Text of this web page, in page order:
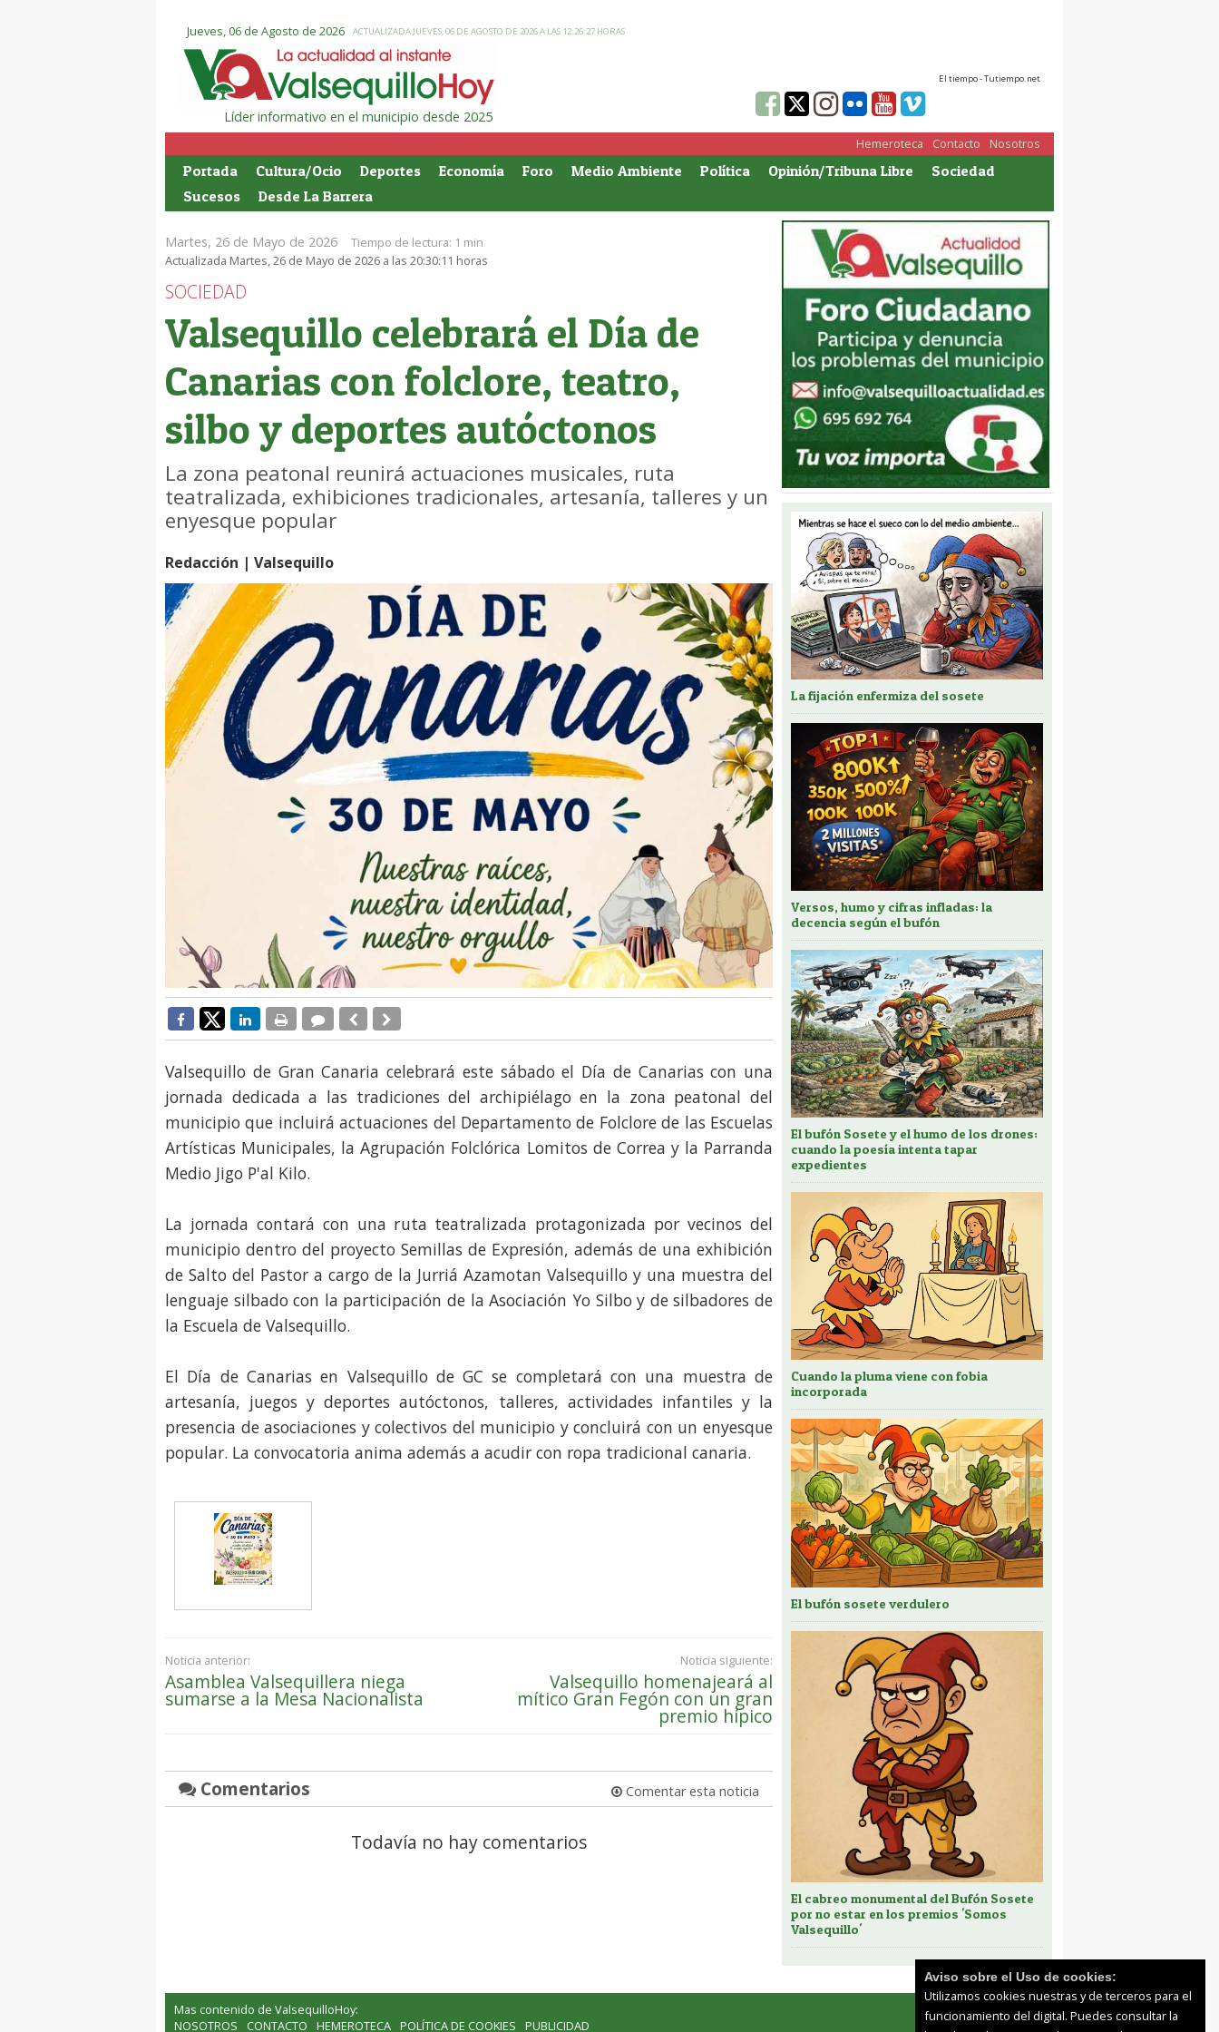
Jueves, 06 de Agosto de 2026 ACTUALIZADA JUEVES, 06 DE AGOSTO DE 2026 A LAS 12:26:27 HORAS
Líder informativo en el municipio desde 2025
El tiempo - Tutiempo.net
Nosotros
Contacto
Hemeroteca
Portada Cultura/Ocio Deportes Economía Foro Medio Ambiente Política Opinión/Tribuna Libre
Sociedad
Sucesos
Desde La Barrera
Martes, 26 de Mayo de 2026 Tiempo de lectura: 1 min
Actualizada Martes, 26 de Mayo de 2026 a las 20:30:11 horas
SOCIEDAD
Valsequillo celebrará el Día de
Canarias con folclore, teatro,
silbo y deportes autóctonos
La zona peatonal reunirá actuaciones musicales, ruta
teatralizada, exhibiciones tradicionales, artesanía, talleres y un
enyesque popular
Redacción | Valsequillo
Valsequillo de Gran Canaria celebrará este sábado el Día de Canarias con una
jornada dedicada a las tradiciones del archipiélago en la zona peatonal del
municipio que incluirá actuaciones del Departamento de Folclore de las Escuelas
Artísticas Municipales, la Agrupación Folclórica Lomitos de Correa y la Parranda
Medio Jigo P'al Kilo.
La jornada contará con una ruta teatralizada protagonizada por vecinos del
municipio dentro del proyecto Semillas de Expresión, además de una exhibición
de Salto del Pastor a cargo de la Jurriá Azamotan Valsequillo y una muestra del
lenguaje silbado con la participación de la Asociación Yo Silbo y de silbadores de
la Escuela de Valsequillo.
El Día de Canarias en Valsequillo de GC se completará con una muestra de
artesanía, juegos y deportes autóctonos, talleres, actividades infantiles y la
presencia de asociaciones y colectivos del municipio y concluirá con un enyesque
popular. La convocatoria anima además a acudir con ropa tradicional canaria.
Noticia anterior:
Asamblea Valsequillera niega
sumarse a la Mesa Nacionalista
Noticia siguiente:
Valsequillo homenajeará al
mítico Gran Fegón con un gran
premio hípico
Comentarios Comentar esta noticia
Todavía no hay comentarios
La fijación enfermiza del sosete
Versos, humo y cifras infladas: la
decencia según el bufón
El bufón Sosete y el humo de los drones:
cuando la poesía intenta tapar
expedientes
Cuando la pluma viene con fobia
incorporada
El bufón sosete verdulero
El cabreo monumental del Bufón Sosete
por no estar en los premios 'Somos
Valsequillo'
Mas contenido de ValsequilloHoy:
NOSOTROS
CONTACTO HEMEROTECA POLÍTICA DE COOKIES PUBLICIDAD
Aviso sobre el Uso de cookies:
Utilizamos cookies nuestras y de terceros para el
funcionamiento del digital. Puedes consultar la